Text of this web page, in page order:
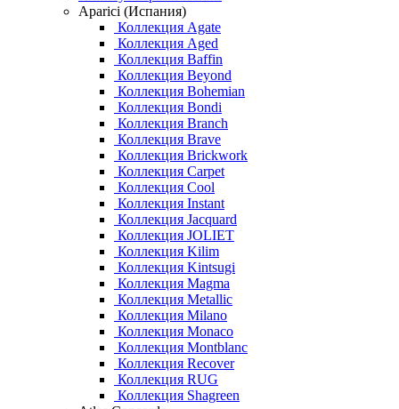
Aparici (Испания)
Коллекция Agate
Коллекция Aged
Коллекция Baffin
Коллекция Beyond
Коллекция Bohemian
Коллекция Bondi
Коллекция Branch
Коллекция Brave
Коллекция Brickwork
Коллекция Carpet
Коллекция Cool
Коллекция Instant
Коллекция Jacquard
Коллекция JOLIET
Коллекция Kilim
Коллекция Kintsugi
Коллекция Magma
Коллекция Metallic
Коллекция Milano
Коллекция Monaco
Коллекция Montblanc
Коллекция Recover
Коллекция RUG
Коллекция Shagreen